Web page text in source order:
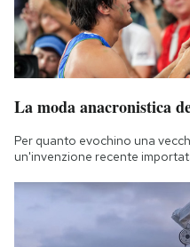
La moda anacronistica
Per quanto evochino una
un'invenzione recente